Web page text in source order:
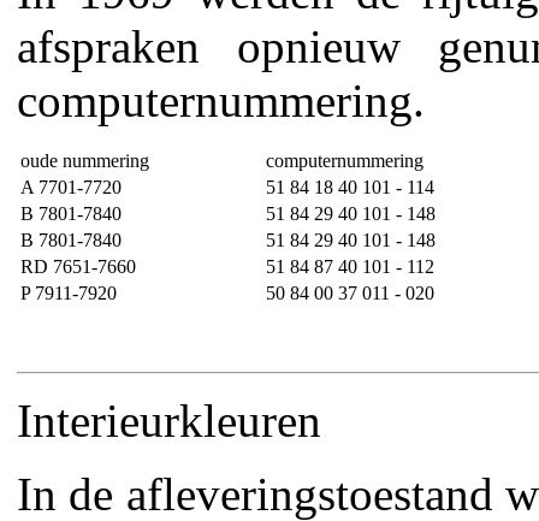
afspraken opnieuw
computernummering.
oude nummering
computernummering
A 7701-7720
51 84 18 40 101 - 114
B 7801-7840
51 84 29 40 101 - 148
B 7801-7840
51 84 29 40 101 - 148
RD 7651-7660
51 84 87 40 101 - 112
P 7911-7920
50 84 00 37 011 - 020
Interieurkleuren
In de afleveringstoestand